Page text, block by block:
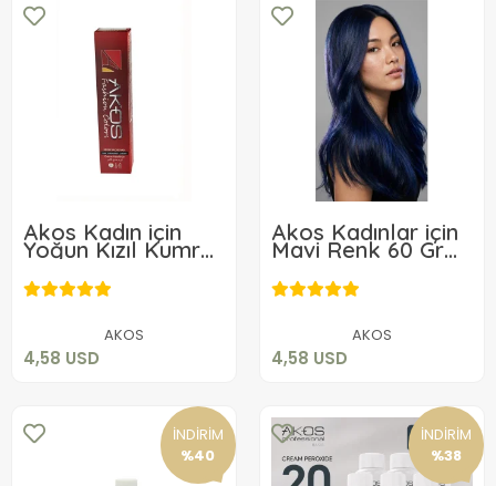
Akos Kadın için
Yoğun Kızıl Kumral
Renk Saç Boyası
60 Gr
AKOS
4,58 USD
4,58 USD
Akos Kadınlar için
Mavi Renk 60 Gr
Tüp Saç Boyası -
Blue
AKOS
4,58 USD
4,58 USD
İNDİRİM
%40
İNDİRİM
%38